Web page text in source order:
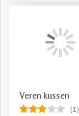
Veren kussen
(1)